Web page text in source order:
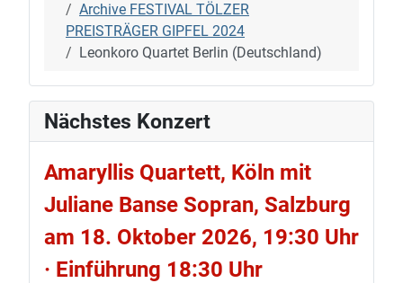
Archive FESTIVAL TÖLZER
PREISTRÄGER GIPFEL 2024
Leonkoro Quartet Berlin (Deutschland)
Nächstes Konzert
Amaryllis Quartett, Köln mit
Juliane Banse Sopran, Salzburg
am 18. Oktober 2026, 19:30 Uhr
· Einführung 18:30 Uhr